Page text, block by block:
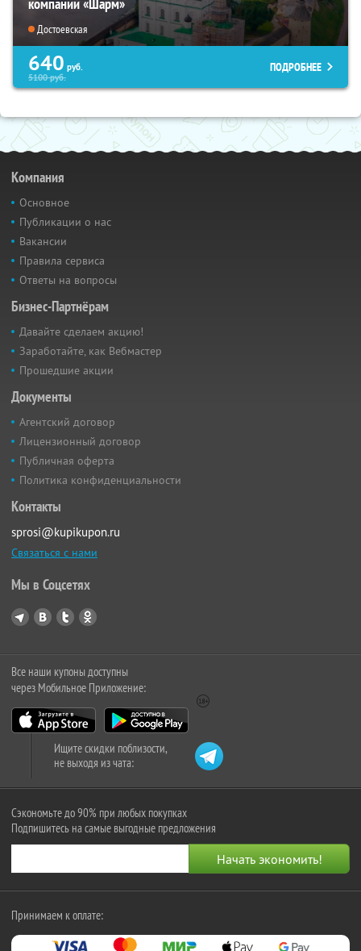
Достоевская
640 руб.
5100руб.
ПОДРОБНЕЕ
Компания
Основное
Публикации о нас
Вакансии
Правила сервиса
Ответы на вопросы
Бизнес-Партнёрам
Давайте сделаем акцию!
Заработайте, как Вебмастер
Прошедшие акции
Документы
Агентский договор
Лицензионный договор
Публичная оферта
Политика конфиденциальности
Контакты
sprosi@kupikupon.ru
Связаться с нами
Мы в Соцсетях
Все наши купоны доступны
через Мобильное Приложение:
Ищите скидки поблизости,
не выходя из чата:
Сэкономьте до 90% при любых покупках
Подпишитесь на самые выгодные предложения
Принимаем к оплате: